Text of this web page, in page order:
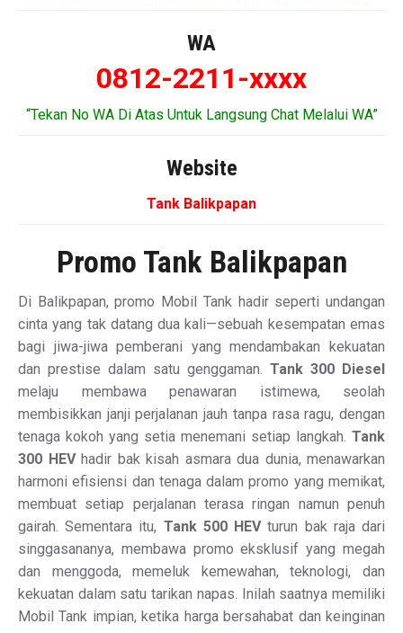
WA
0812-2211-xxxx
“Tekan No WA Di Atas Untuk Langsung Chat Melalui WA”
Website
Tank Balikpapan
Promo Tank Balikpapan
Di Balikpapan, promo Mobil Tank hadir seperti undangan
cinta yang tak datang dua kali—sebuah kesempatan emas
bagi jiwa-jiwa pemberani yang mendambakan kekuatan
dan prestise dalam satu genggaman. Tank 300 Diesel
melaju membawa penawaran istimewa, seolah
membisikkan janji perjalanan jauh tanpa rasa ragu, dengan
tenaga kokoh yang setia menemani setiap langkah. Tank
300 HEVhadir bak kisah asmara dua dunia, menawarkan
harmoni efisiensi dan tenaga dalam promo yang memikat,
membuat setiap perjalanan terasa ringan namun penuh
gairah. Sementara itu, Tank 500 HEVturun bak raja dari
singgasananya, membawa promo eksklusif yang megah
dan menggoda, memeluk kemewahan, teknologi, dan
kekuatan dalam satu tarikan napas. Inilah saatnya memiliki
Mobil Tank impian, ketika harga bersahabat dan keinginan